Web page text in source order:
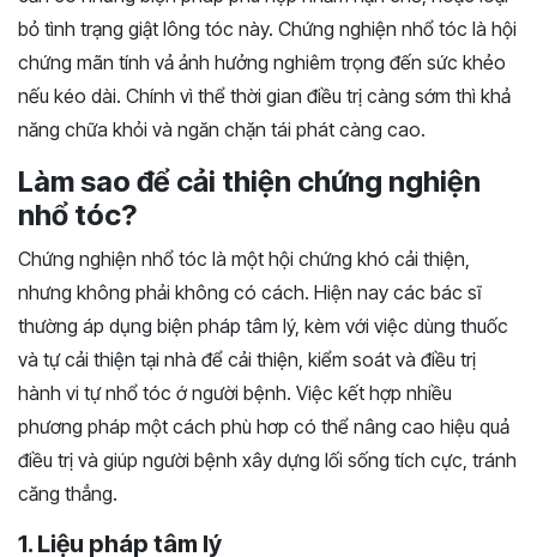
bỏ tình trạng giật lông tóc này. Chứng nghiện nhổ tóc là hội
chứng mãn tính vả ảnh hưởng nghiêm trọng đến sức khẻo
nếu kéo dài. Chính vì thể thời gian điều trị càng sớm thì khả
năng chữa khỏi và ngăn chặn tái phát càng cao.
Làm sao để cải thiện chứng nghiện
nhổ tóc?
Chứng nghiện nhổ tóc là một hội chứng khó cải thiện,
nhưng không phải không có cách. Hiện nay các bác sĩ
thường áp dụng biện pháp tâm lý, kèm với việc dùng thuốc
và tự cải thiện tại nhà để cải thiện, kiểm soát và điều trị
hành vi tự nhổ tóc ớ người bệnh. Việc kết hợp nhiều
phương pháp một cách phù hơp có thể nâng cao hiệu quả
điều trị và giúp người bệnh xây dựng lối sống tích cực, tránh
căng thẳng.
1. Liệu pháp tâm lý